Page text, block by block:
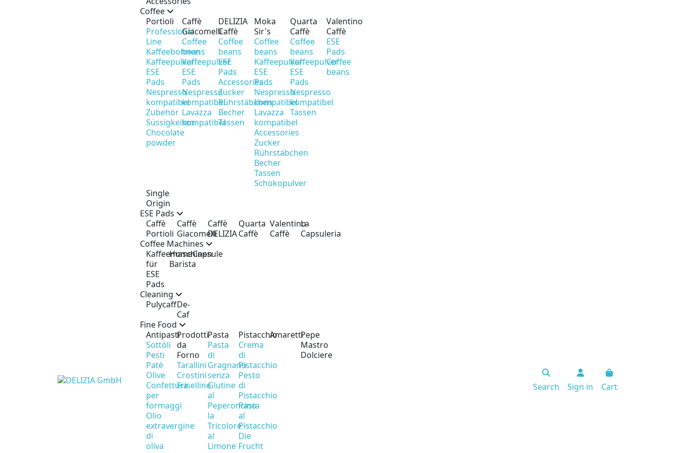
Coffee
Portioli
Professional
Line
Kaffeebohnen
Kaffeepulver
ESE
Pads
Nespresso
kompatibel
Zubehör
Süssigkeiten
Chocolate
powder
Caffè
Giacomelli
Coffee
beans
Kaffeepulver
ESE
Pads
Nespresso
kompatibel
Lavazza
kompatibel
DELIZIA
Caffè
Coffee
beans
ESE
Pads
Accessories
Zucker
Rührstäbchen
Becher
Tassen
Moka
Sir's
Coffee
beans
Kaffeepulver
ESE
Pads
Nespresso
kompatibel
Lavazza
kompatibel
Accessories
Zucker
Rührstäbchen
Becher
Tassen
Schokopulver
Quarta
Caffè
Coffee
beans
Kaffeepulver
ESE
Pads
Nespresso
kompatibel
Tassen
Valentino
Caffè
ESE
Pads
Coffee
beans
Single
Origin
ESE Pads
Caffè
Portioli
Caffè
Giacomelli
Caffè
DELIZIA
Quarta
Caffè
Valentino
Caffè
La
Capsuleria
Coffee Machines
Kaffeemaschinen
für
ESE
Pads
Home
Barista
Capsule
Cleaning
PulycaffDe-
Caf
Fine Food
Antipasti
Sottòli
Pesti
Patè
Olive
Confettura
per
formaggi
Olio
extravergine
di
oliva
Prodotti
da
Forno
Tarallini
Crostini
Friselline
Pasta
Pasta
di
Gragnano
senza
Glutine
al
Peperoncino
la
Tricolore
al
Limone
Pistacchio
Crema
di
Pistacchio
Pesto
di
Pistacchio
Pasta
al
Pistacchio
Die
Frucht
AmarettiPepe
Mastro
Dolciere
Search Sign in Cart